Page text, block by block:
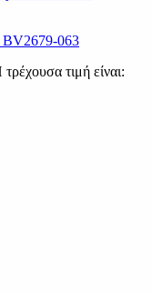
BV2679-063
τιμή είναι: